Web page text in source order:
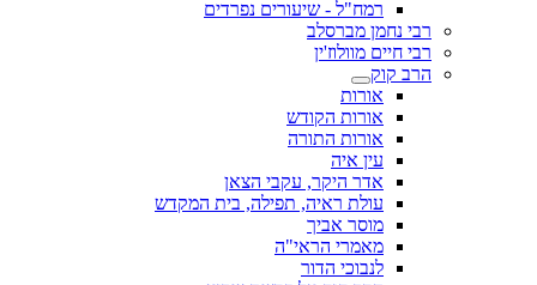
רמח"ל - שיעורים נפרדים
רבי נחמן מברסלב
רבי חיים מוולוז'ין
הרב קוק
אורות
אורות הקודש
אורות התורה
עין איה
אדר היקר, עקבי הצאן
עולת ראיה, תפילה, בית המקדש
מוסר אביך
מאמרי הראי"ה
לנבוכי הדור